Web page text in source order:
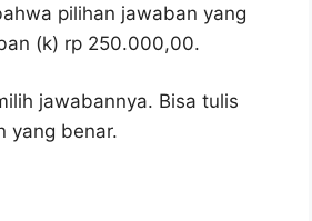
pilihan jawaban yang
(k) rp 250.000,00.
jawabannya. Bisa tulis
yang benar.